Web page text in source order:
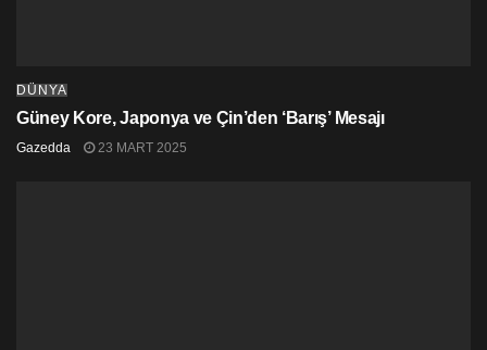
“Kısmet”, aralık ayı başında İspanya dışında,
Macau’daki 10’uncu “Image and Sound Challange” adlı
uluslararası festivalde de gösterildi.
DÜNYA
Güney Kore, Japonya ve Çin’den ‘Barış’ Mesajı
Gazedda 23 MART 2025